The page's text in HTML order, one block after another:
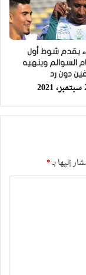
يقدم شوط أول
السوالم وينهيه
دون رد
إليها بـ*